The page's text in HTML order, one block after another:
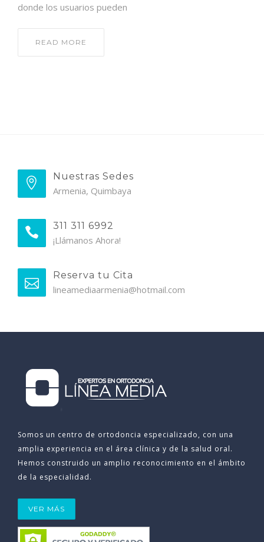
donde los usuarios pueden
READ MORE
Nuestras Sedes
Armenia, Quimbaya
311 311 6992
¡Llámanos Ahora!
Reserva tu Cita
lineamediaarmenia@hotmail.com
Somos un centro de ortodoncia especializado, con una
amplia experiencia en el área clínica y de la salud oral.
Hemos construido un amplio reconocimiento en el ámbito
de la especialidad.
VER MÁS